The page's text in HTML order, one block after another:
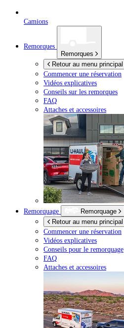
Camions
Remorques
Remorques
Retour au menu principal
Commencer une réservation
Vidéos explicatives
Conseils sur les remorques
FAQ
Attaches et accessoires
Remorquage
Remorquage
Retour au menu principal
Commencer une réservation
Vidéos explicatives
Conseils pour le remorquage
FAQ
Attaches et accessoires